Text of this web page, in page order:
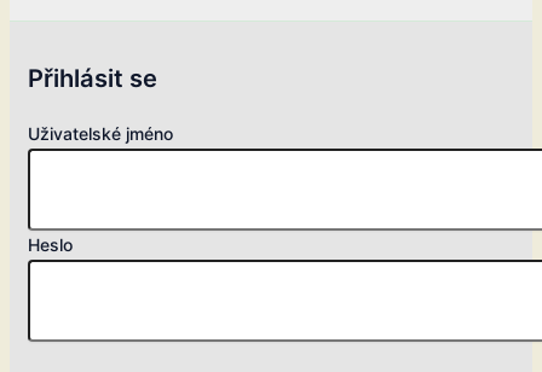
Přihlásit se
Uživatelské jméno
Heslo